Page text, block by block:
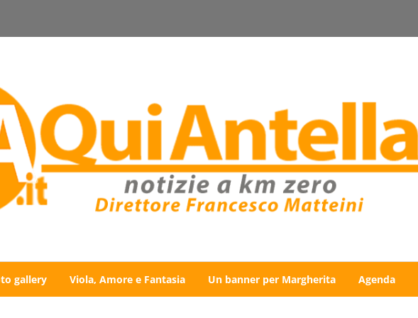
gallery Viola, Amore e Fantasia Un banner per Margherita Agenda